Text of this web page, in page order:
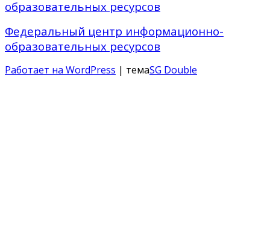
образовательных ресурсов
Федеральный центр информационно-
образовательных ресурсов
Работает на WordPress | темаSG Double